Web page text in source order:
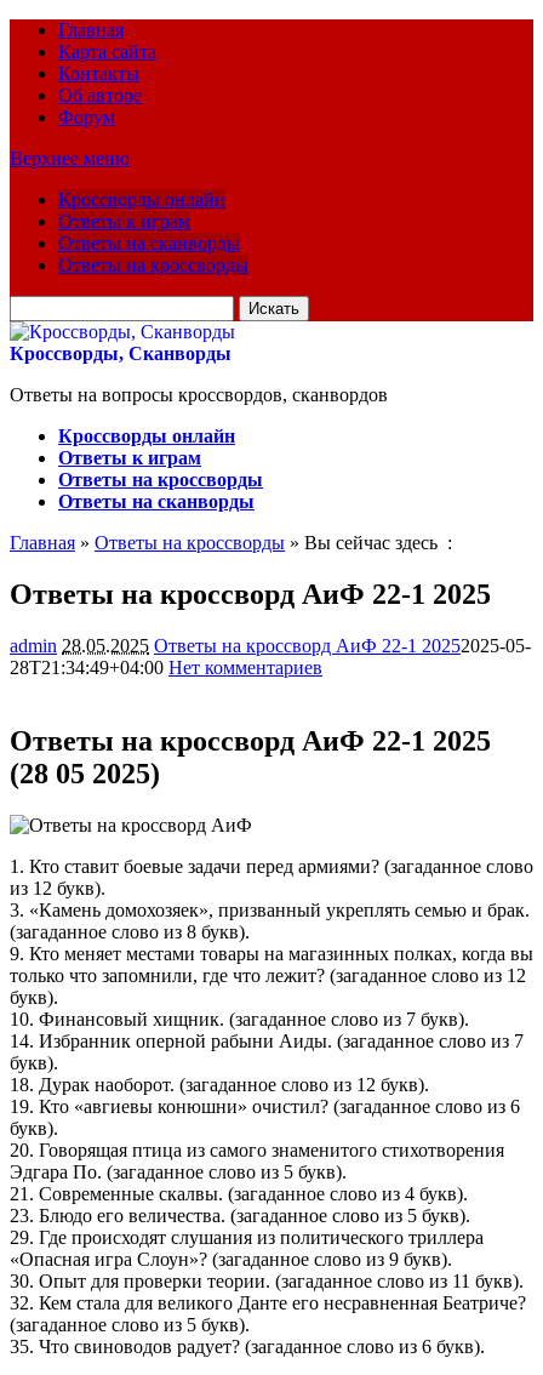
Главная
Карта сайта
Контакты
Об авторе
Форум
Верхнее меню
Кроссворды онлайн
Ответы к играм
Ответы на сканворды
Ответы на кроссворды
для:
Кроссворды, Сканворды
Ответы на вопросы кроссвордов, сканвордов
Кроссворды онлайн
Ответы к играм
Ответы на кроссворды
Ответы на сканворды
Главная » Ответы на кроссворды » Вы сейчас здесь :
Ответы на кроссворд АиФ 22-1 2025
admin 28.05.2025 Ответы на кроссворд АиФ 22-1 20252025-05-
28T21:34:49+04:00 Нет комментариев
Ответы на кроссворд АиФ 22-1 2025
(28 05 2025)
1. Кто ставит боевые задачи перед армиями? (загаданное слово
из 12 букв).
3. «Камень домохозяек», призванный укреплять семью и брак.
(загаданное слово из 8 букв).
9. Кто меняет местами товары на магазинных полках, когда вы
только что запомнили, где что лежит? (загаданное слово из 12
букв).
10. Финансовый хищник. (загаданное слово из 7 букв).
14. Избранник оперной рабыни Аиды. (загаданное слово из 7
букв).
18. Дурак наоборот. (загаданное слово из 12 букв).
19. Кто «авгиевы конюшни» очистил? (загаданное слово из 6
букв).
20. Говорящая птица из самого знаменитого стихотворения
Эдгара По. (загаданное слово из 5 букв).
21. Современные скалвы. (загаданное слово из 4 букв).
23. Блюдо его величества. (загаданное слово из 5 букв).
29. Где происходят слушания из политического триллера
«Опасная игра Слоун»? (загаданное слово из 9 букв).
30. Опыт для проверки теории. (загаданное слово из 11 букв).
32. Кем стала для великого Данте его несравненная Беатриче?
(загаданное слово из 5 букв).
35. Что свиноводов радует? (загаданное слово из 6 букв).